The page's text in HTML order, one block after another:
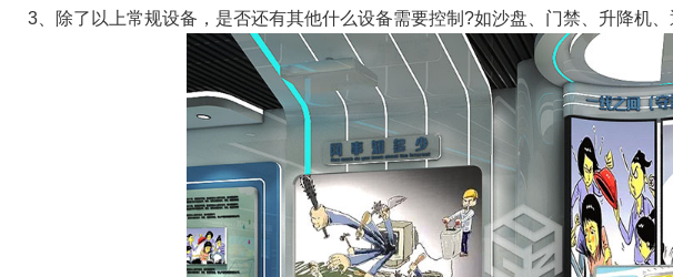
3、除了以上常规设备，是否还有其他什么设备需要控制?如沙盘、门禁、升降机、